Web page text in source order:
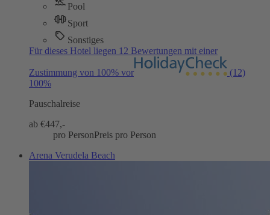
Pool
Sport
Sonstiges
Für dieses Hotel liegen 12 Bewertungen mit einer
Zustimmung von 100% vor
(12)
100%
Pauschalreise
ab €447,-
pro PersonPreis pro Person
Arena Verudela Beach